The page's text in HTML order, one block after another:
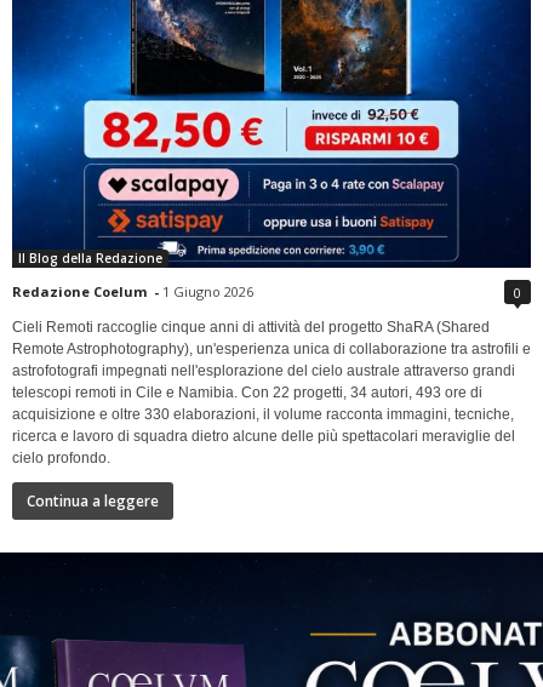
Il Blog della Redazione
Redazione Coelum - 1 Giugno 2026 0
Cieli Remoti raccoglie cinque anni di attività del progetto ShaRA (Shared
Remote Astrophotography), un'esperienza unica di collaborazione tra astrofili e
astrofotografi impegnati nell'esplorazione del cielo australe attraverso grandi
telescopi remoti in Cile e Namibia. Con 22 progetti, 34 autori, 493 ore di
acquisizione e oltre 330 elaborazioni, il volume racconta immagini, tecniche,
ricerca e lavoro di squadra dietro alcune delle più spettacolari meraviglie del
cielo profondo.
Continua a leggere